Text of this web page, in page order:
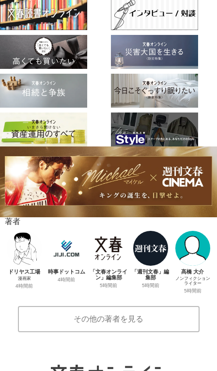
著者
ドリヤス工場
漫画家
4時間前
時事ドットコム
4時間前
「文春オンライ
ン」編集部
5時間前
「週刊文春」編
集部
5時間前
髙橋 大介
ノンフィクション
ライター
5時間前
その他の著者を見る